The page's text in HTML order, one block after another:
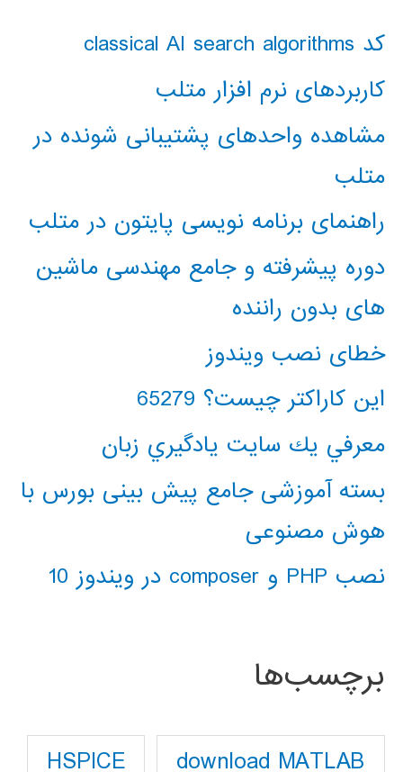
کد classical AI search algorithms
کاربردهای نرم افزار متلب
مشاهده واحدهای پشتیبانی شونده در
متلب
راهنمای برنامه نویسی پایتون در متلب
دوره پیشرفته و جامع مهندسی ماشین
های بدون راننده
خطای نصب ویندوز
این کاراکتر چیست؟ 65279
معرفي يك سايت يادگيري زبان
بسته آموزشی جامع پیش بینی بورس با
هوش مصنوعی
نصب PHP و composer در ویندوز 10
برچسب‌ها
download MATLAB
HSPICE